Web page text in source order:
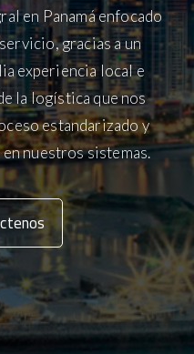
en Panamá enfocado
gracias a un
experiencia local e
la logística que nos
estandarizado y
nuestros sistemas.